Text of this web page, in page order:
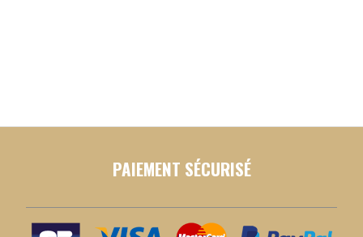
PAIEMENT SÉCURISÉ